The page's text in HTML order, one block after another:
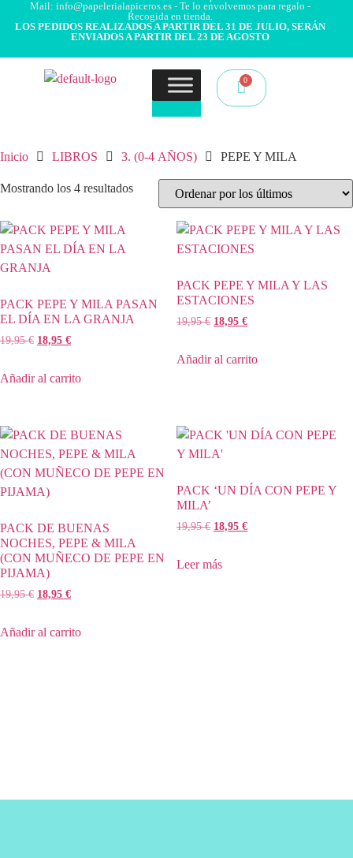
Mail: info@papelerialapiceros.es - Te lo envolvemos para regalo -
Recogida en tienda.
LOS PEDIDOS REALIZADOS A PARTIR DEL 31 DE JULIO, SERÁN
ENVIADOS A PARTIR DEL 23 DE AGOSTO
Inicio LIBROS 3. (0-4 AÑOS) PEPE Y MILA
Mostrando los 4 resultados
PACK PEPE Y MILA PASAN
EL DÍA EN LA GRANJA
19,95€ 18,95 €
Añadir al carrito
PACK PEPE Y MILA Y LAS
ESTACIONES
19,95€ 18,95 €
Añadir al carrito
PACK DE BUENAS
NOCHES, PEPE & MILA
(CON MUÑECO DE PEPE EN
PIJAMA)
19,95€ 18,95 €
Añadir al carrito
PACK ‘UN DÍA CON PEPE Y
MILA’
19,95€ 18,95 €
Leer más